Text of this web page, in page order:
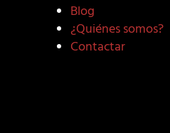
Blog
¿Quiénes somos?
Contactar